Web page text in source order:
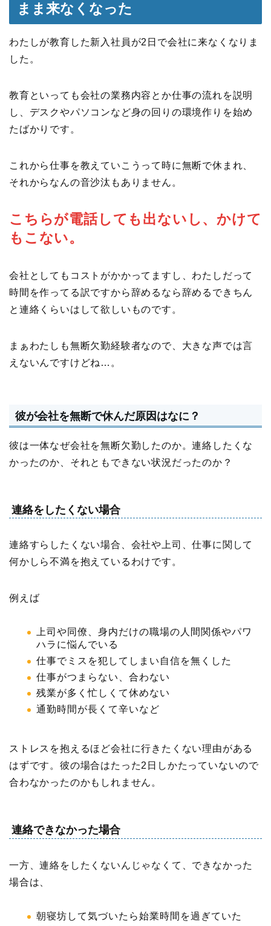
まま来なくなった
わたしが教育した新入社員が2日で会社に来なくなりま
した。
教育といっても会社の業務内容とか仕事の流れを説明
し、デスクやパソコンなど身の回りの環境作りを始め
たばかりです。
これから仕事を教えていこうって時に無断で休まれ、
それからなんの音沙汰もありません。
こちらが電話しても出ないし、かけて
もこない。
会社としてもコストがかかってますし、わたしだって
時間を作ってる訳ですから辞めるなら辞めるできちん
と連絡くらいはして欲しいものです。
まぁわたしも無断欠勤経験者なので、大きな声では言
えないんですけどね…。
彼が会社を無断で休んだ原因はなに？
彼は一体なぜ会社を無断欠勤したのか。連絡したくな
かったのか、それともできない状況だったのか？
連絡をしたくない場合
連絡すらしたくない場合、会社や上司、仕事に関して
何かしら不満を抱えているわけです。
例えば
上司や同僚、身内だけの職場の人間関係やパワ
ハラに悩んでいる
仕事でミスを犯してしまい自信を無くした
仕事がつまらない、合わない
残業が多く忙しくて休めない
通勤時間が長くて辛いなど
ストレスを抱えるほど会社に行きたくない理由がある
はずです。彼の場合はたった2日しかたっていないので
合わなかったのかもしれません。
連絡できなかった場合
一方、連絡をしたくないんじゃなくて、できなかった
場合は、
朝寝坊して気づいたら始業時間を過ぎていた